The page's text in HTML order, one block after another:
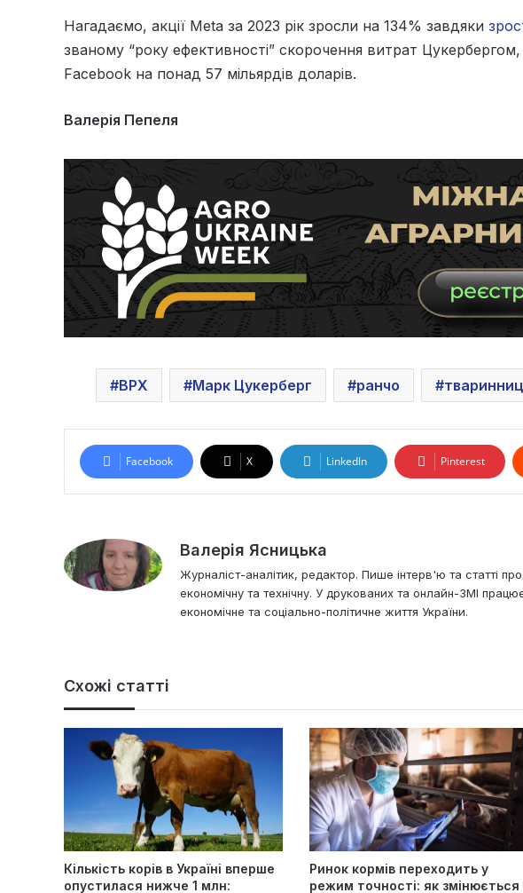
Нагадаємо, акції Meta за 2023 рік зросли на 134% завдяки
званому “року ефективності” скорочення витрат
Facebook на понад 57 мільярдів доларів.
Валерія Пепеля
ВРХ Марк Цукерберг ранчо
Facebook X LinkedIn Pinterest
Валерія Ясницька
Журналіст-аналітик, редактор. Пише інтерв'ю та статті
економічну та технічну. У друкованих та онлайн-ЗМІ
економічне та соціально-політичне життя України.
Схожі статті
Кількість корів в Україні вперше
опустилася нижче 1 млн:
Ринок кормів переходить у
режим точності: як змінюється